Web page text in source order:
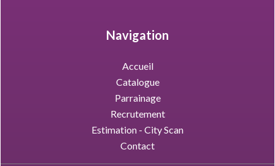
Navigation
Accueil
Catalogue
Parrainage
Recrutement
Estimation - City Scan
Contact